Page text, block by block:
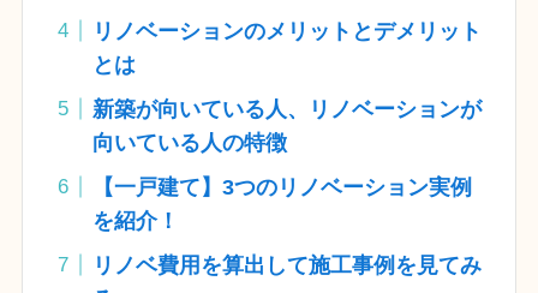
リノベーションのメリットとデメリット
とは
新築が向いている人、リノベーションが
向いている人の特徴
【一戸建て】3つのリノベーション実例
を紹介！
リノベ費用を算出して施工事例を見てみ